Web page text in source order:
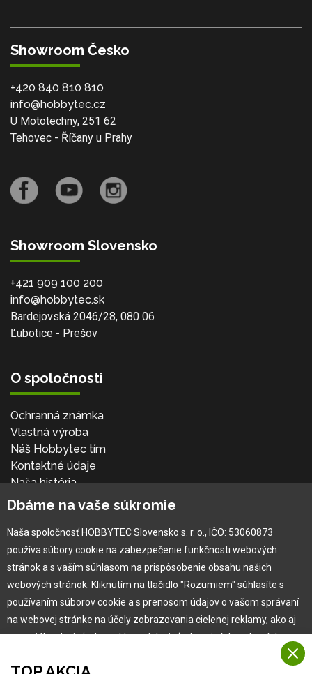
Showroom Česko
+420 840 810 810
info@hobbytec.cz
U Mototechny, 251 62
Tehovec - Říčany u Prahy
Showroom Slovensko
+421 909 100 200
info@hobbytec.sk
Bardejovská 2046/28, 080 06
Ľubotice - Prešov
O spoločnosti
Ochranná známka
Vlastná výroba
Náš Hobbytec tím
Kontaktné údaje
Naša história
Kariéra
Pre zákazníka
Garancia najlepšej ceny
Užívateľský manuál
Obchodné podmienky
Zákazník & partner
Novinky
Dbáme na vaše súkromie
Naša spoločnosť HOBBYTEC Slovensko s. r. o., IČO: 53060873
používa súbory cookie na zabezpečenie funkčnosti webových
stránok a s vaším súhlasom na prispôsobenie obsahu našich
webových stránok. Kliknutím na tlačidlo "Rozumiem" súhlasíte s
používaním súborov cookie a s prenosom údajov o vašom správaní
na webovej stránke na účely zobrazovania cielenej reklamy, ako aj
na sociálnych sieťach a reklamných sieťach na iných webových